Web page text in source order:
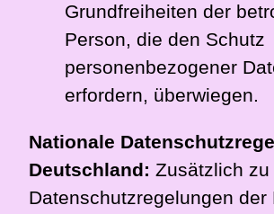
Grundfreiheiten der
Person, die den Schutz
personenbezogener
erfordern, überwiegen.
Nationale
Deutschland: Zusätzlich zu
Datenschutzregelungen der